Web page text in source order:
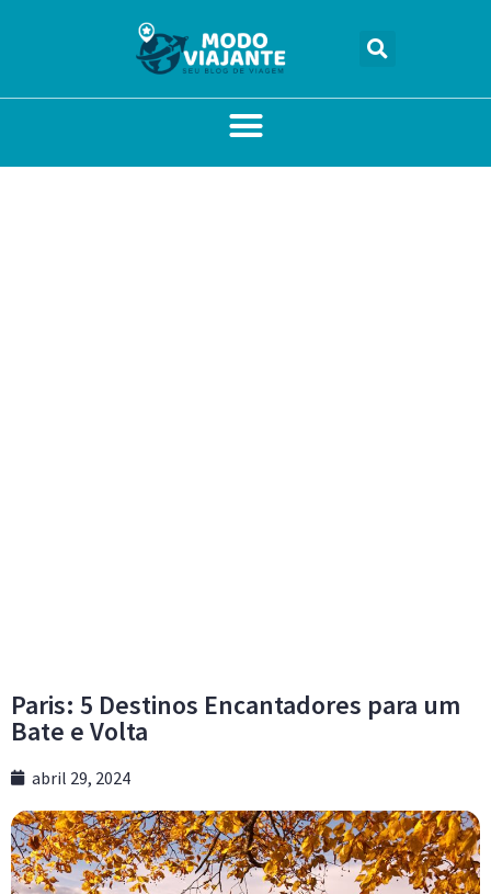
Paris: 5 Destinos Encantadores para um
Bate e Volta
abril 29, 2024